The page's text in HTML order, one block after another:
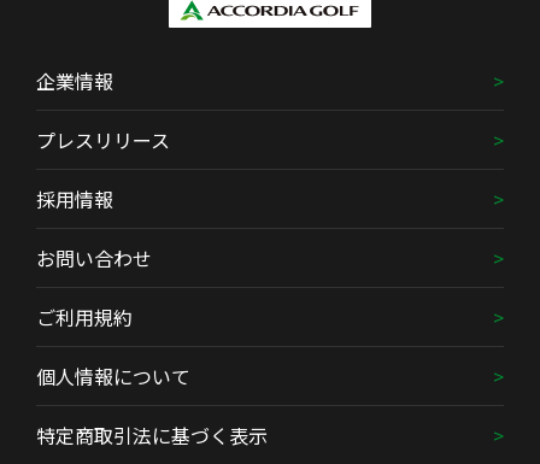
企業情報
プレスリリース
採用情報
お問い合わせ
ご利用規約
個人情報について
特定商取引法に基づく表示